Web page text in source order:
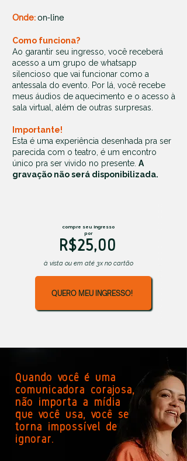
Onde:on-line
Como funciona?
Ao garantir seu ingresso, você receberá
acesso a um grupo de whatsapp
silencioso que vai funcionar como a
antessala do evento. Por lá, você recebe
meus áudios de aquecimento e o acesso à
sala virtual, além de outras surpresas.
Importante!
Esta é uma experiência desenhada pra ser
parecida com o teatro, é um encontro
único pra ser vivido no presente. A
gravação não será disponibilizada.
QUERO MEU INGRESSO!
à vista ou em até 3x no cartão
R$25,00
compre seu ingresso
por
Quando você é uma
comunicadora corajosa,
não importa a mídia
que você usa, você se
torna impossível de
ignorar.